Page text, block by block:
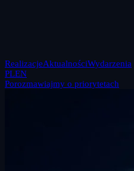
RealizacjeAktualnościWydarzenia
PLEN
Porozmawiajmy o priorytetach